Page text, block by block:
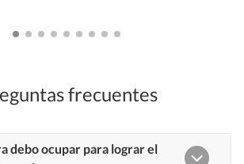
frecuentes